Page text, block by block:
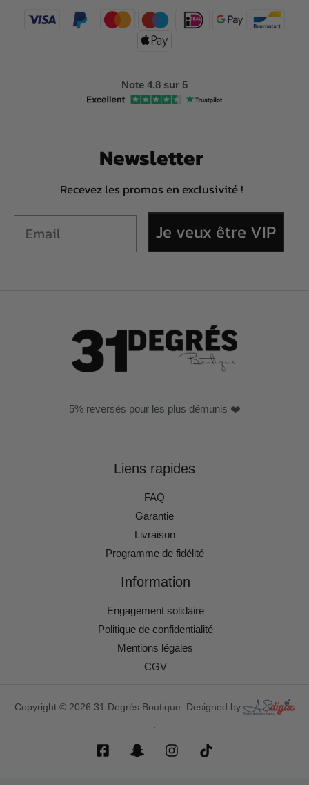
Note 4.8 sur 5
Newsletter
Recevez les promos en exclusivité !
Je veux être VIP
5% reversés pour les plus démunis ❤️
Liens rapides
FAQ
Garantie
Livraison
Programme de fidélité
Information
Engagement solidaire
Politique de confidentialité
Mentions légales
CGV
Copyright © 2026 31 Degrés Boutique. Designed by
.